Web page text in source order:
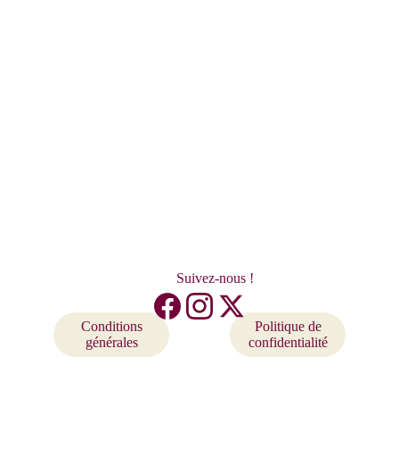
Politique de
confidentialité
Conditions
générales
Suivez-nous !